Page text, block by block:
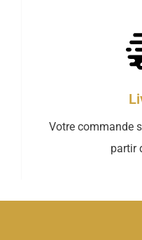
Votre commande
partir